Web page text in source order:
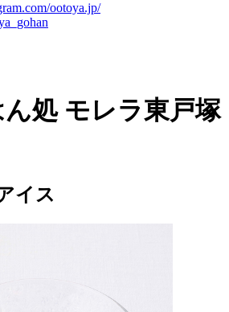
ootoya.jp/
処 モレラ東戸塚
イス